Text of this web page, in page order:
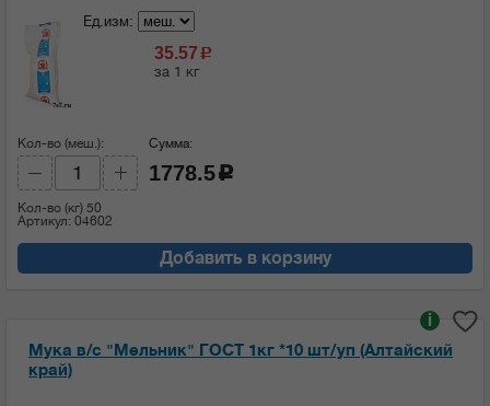
Ед.изм:
35.57 c
за 1 кг
Кол-во (меш.):
Кол-во (кг) 50
Артикул: 04602
Сумма:
1778.5 c
Добавить в корзину
Мука в/с "Мельник" ГОСТ 1кг *10 шт/уп (Алтайский
край)
i